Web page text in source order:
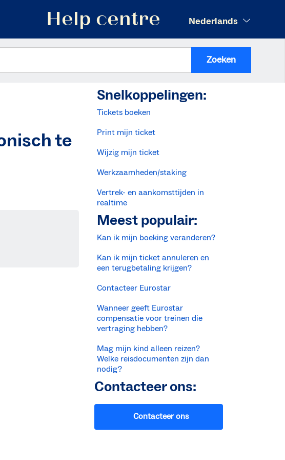
Nederlands
Help centre
Zoeken
te
Snelkoppelingen:
Tickets boeken
Print mijn ticket
Wijzig mijn ticket
Werkzaamheden/staking
Vertrek- en aankomsttijden in
realtime
Meest populair:
Kan ik mijn boeking veranderen?
Kan ik mijn ticket annuleren en
een terugbetaling krijgen?
Contacteer Eurostar
Wanneer geeft Eurostar
compensatie voor treinen die
vertraging hebben?
Mag mijn kind alleen reizen?
Welke reisdocumenten zijn dan
nodig?
Contacteer ons:
Contacteer ons